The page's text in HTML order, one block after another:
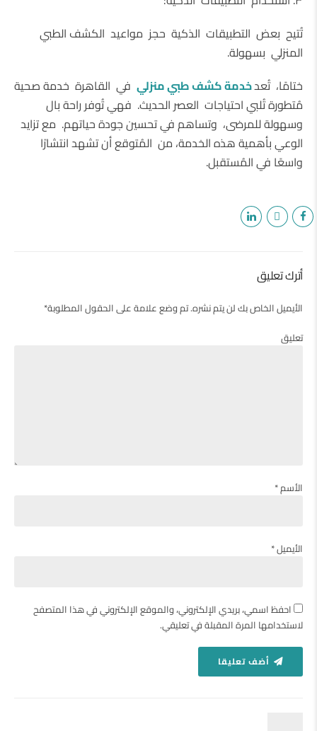
تُتيح بعض التطبيقات الذكية حجز مواعيد الكشف الطبي
المنزلي بسهولة.
ختامًا، تُعدخدمة كشف طبي منزلي في القاهرة خدمة صحية
مُتطورة تُلبي احتياجات العصر الحديث. فهي تُوفر راحة بال
وسهولة للمرضى، وتساهم في تحسين جودة حياتهم. مع تزايد
الوعي بأهمية هذه الخدمة، من المُتوقع أن تشهد انتشارًا
واسعًا في المُستقبل.
أترك تعليق
الأيميل الخاص بك لن يتم نشره. تم وضع علامة على الحقول المطلوبة*
تعليق
الأسم *
الأيميل *
احفظ اسمي، بريدي الإلكتروني، والموقع الإلكتروني في هذا المتصفح
لاستخدامها المرة المقبلة في تعليقي.
أضف تعليقا